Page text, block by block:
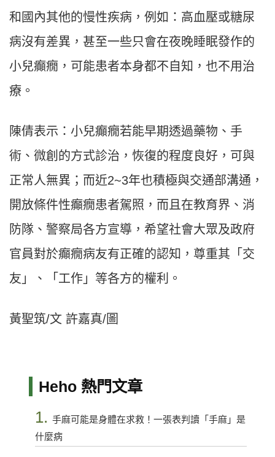
和國內其他的慢性疾病，例如：高血壓或糖尿
病沒有差異，甚至一些只會在夜晚睡眠發作的
小兒癲癇，可能患者本身都不自知，也不用治
療。
陳倩表示：小兒癲癇若能早期透過藥物、手
術、微創的方式診治，恢復的程度良好，可與
正常人無異；而近2~3年也積極與交通部溝通，
開放條件性癲癇患者駕照，而且在教育界、消
防隊、警察局各方宣導，希望社會大眾及政府
官員對於癲癇病友有正確的認知，尊重其「交
友」、「工作」等各方的權利。
黃聖筑/文 許嘉真/圖
Heho 熱門文章
1. 手麻可能是身體在求救！一張表判讀「手麻」是
什麼病